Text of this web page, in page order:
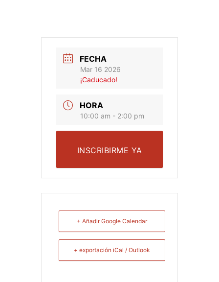
FECHA
Mar 16 2026
¡Caducado!
HORA
10:00 am - 2:00 pm
INSCRIBIRME YA
+ Añadir Google Calendar
+ exportación iCal / Outlook